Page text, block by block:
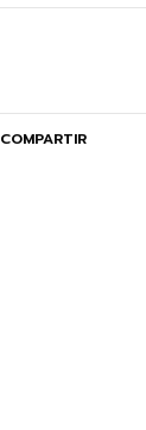
COMPARTIR